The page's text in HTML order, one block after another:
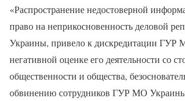
«Распространение недостоверной
право на неприкосновенность деловой
Украины, привело к дискредитации ГУР
негативной оценке его деятельности со
общественности и общества,
обвинению сотрудников ГУР МО